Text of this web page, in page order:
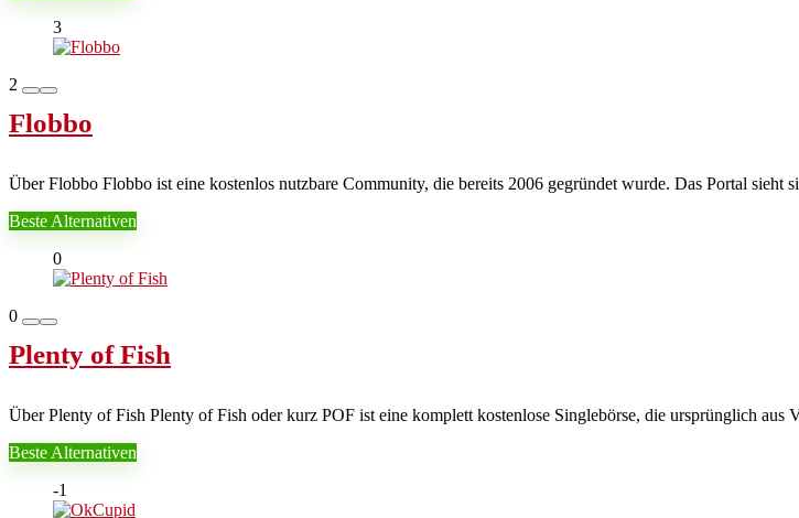
3
2
Flobbo
Über Flobbo Flobbo ist eine kostenlos nutzbare Community, die bereits 2006 gegründet wurde. Das Portal sieht
Beste Alternativen
0
0
Plenty of Fish
Über Plenty of Fish Plenty of Fish oder kurz POF ist eine komplett kostenlose Singlebörse, die ursprünglich aus
Beste Alternativen
-1